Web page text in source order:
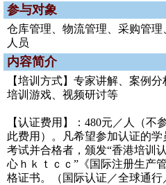
参与对象
仓库管理、物流管理、采购管
人员
内容简介
【培训方式】专家讲解、案例
培训游戏、视频研讨等
【认证费用】：480元／人（不
此费用）。凡希望参加认证的
考试并合格者，颁发“香港培训
心ｈｋｔｃｃ”《国际注册生产
格证书。（国际认证／全球通行